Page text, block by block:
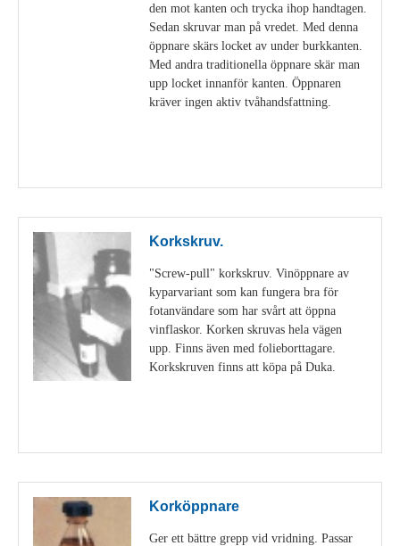
den mot kanten och trycka ihop handtagen.
Sedan skruvar man på vredet. Med denna
öppnare skärs locket av under burkkanten.
Med andra traditionella öppnare skär man
upp locket innanför kanten. Öppnaren
kräver ingen aktiv tvåhandsfattning.
Korkskruv.
"Screw-pull" korkskruv. Vinöppnare av
kyparvariant som kan fungera bra för
fotanvändare som har svårt att öppna
vinflaskor. Korken skruvas hela vägen
upp. Finns även med folieborttagare.
Korkskruven finns att köpa på Duka.
Korköppnare
Ger ett bättre grepp vid vridning. Passar